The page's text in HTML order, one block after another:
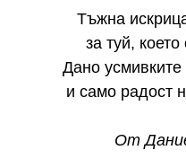
Тъжна
за туй,
Дано усмивките
и само радост
От